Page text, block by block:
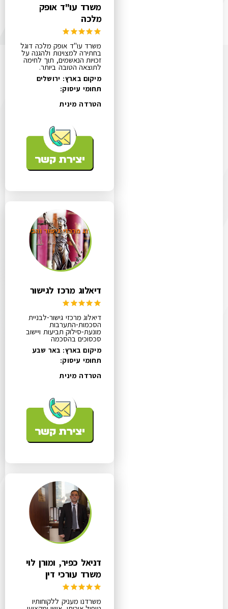
משרד עו"ד אופק
מלכה
משרד עו"ד אופק מלכה דוגל
בחתירה למצוינות ולהגנה על
זכויות הנאשמים, תוך לחימה
לתוצאה הטובה ביותר.
מיקום בארץ: ירושלים
תחומי עיסוק:
הטרדה מינית
דיאלוג מרכז לגישור
דיאלוג מרכזי גישור-לבניית
הסכמות-התערבות
מונעת-סילוק תביעות ויישוב
סכסוכים בהסכמה
מיקום בארץ: באר שבע
תחומי עיסוק:
הטרדה מינית
דניאל כפיר, ומורן לוי
משרד עורכי דין
משרדנו מעניק ללקוחותיו